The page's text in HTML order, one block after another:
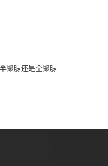
聚脲还是全聚脲